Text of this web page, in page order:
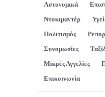
Αστυνομικά
Ντοκιμαντέρ
Πολιτισμός
Συνομωσίες
Μικρές Αγγελίες
Επικοινωνία